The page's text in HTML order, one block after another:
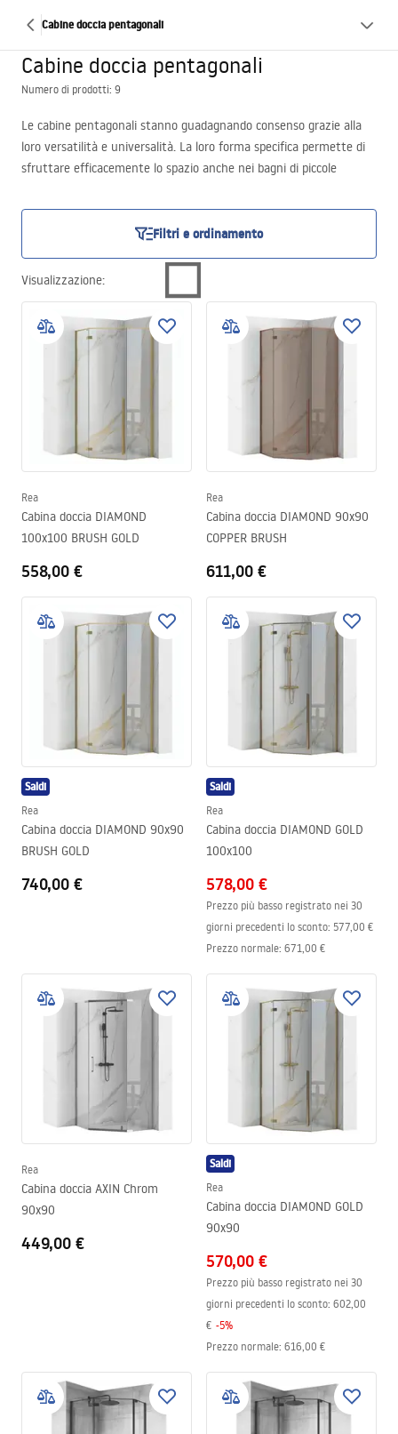
Cabine doccia pentagonali
Cabine doccia pentagonali
Numero di prodotti: 9
Le cabine pentagonali stanno guadagnando consenso grazie alla
loro versatilità e universalità. La loro forma specifica permette di
sfruttare efficacemente lo spazio anche nei bagni di piccole
sempre più spesso bisogna fare i conti con metrature limitate
negli appartamenti. Le cabine doccia pentagonali proposte nel
nostro negozio online Łazienka Rea si distinguono per l’aspetto
estetico e il design moderno, che si inserisce nelle attuali
concezioni d’arredo. Le loro linee eleganti e la forma armoniosa le
rendono «piacevoli alla vista», aggiungendo all’ambiente stile e
classe.
Filtri e ordinamento
Visualizzazione:
Rea
Cabina doccia DIAMOND
100x100 BRUSH GOLD
558,00 €
Rea
Cabina doccia DIAMOND 90x90
COPPER BRUSH
611,00 €
Saldi
Rea
Cabina doccia DIAMOND 90x90
BRUSH GOLD
740,00 €
Saldi
Rea
Cabina doccia DIAMOND GOLD
100x100
578,00 €
Prezzo più basso registrato nei 30
giorni precedenti lo sconto: 577,00 €
Prezzo normale: 671,00 €
Rea
Cabina doccia AXIN Chrom
90x90
449,00 €
Saldi
Rea
Cabina doccia DIAMOND GOLD
90x90
570,00 €
Prezzo più basso registrato nei 30
giorni precedenti lo sconto: 602,00
€ -5%
Prezzo normale: 616,00 €